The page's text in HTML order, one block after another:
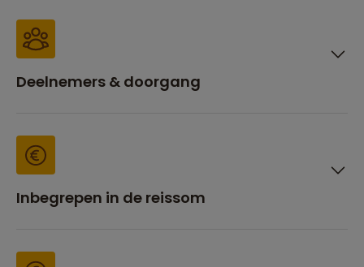
Deelnemers & doorgang
Inbegrepen in de reissom